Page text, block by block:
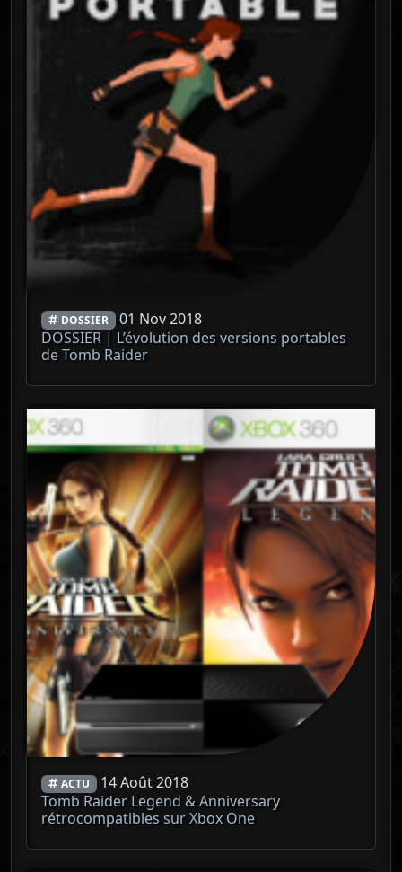
DOSSIER 01 Nov 2018
DOSSIER | L’évolution des versions portables
de Tomb Raider
ACTU 14 Août 2018
Tomb Raider Legend & Anniversary
rétrocompatibles sur Xbox One